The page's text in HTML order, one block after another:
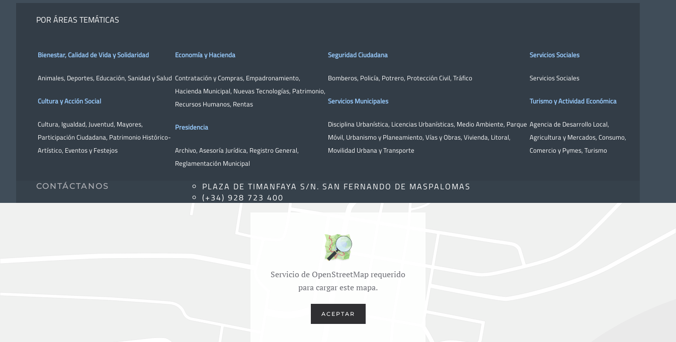
POR ÁREAS TEMÁTICAS
Bienestar, Calidad de Vida y Solidaridad
Animales, Deportes, Educación, Sanidad y Salud
Cultura y Acción Social
Cultura, Igualdad, Juventud, Mayores,
Participación Ciudadana, Patrimonio Histórico-
Artístico, Eventos y Festejos
Economía y Hacienda
Contratación y Compras, Empadronamiento,
Hacienda Municipal, Nuevas Tecnologías, Patrimonio,
Recursos Humanos, Rentas
Presidencia
Archivo, Asesoría Jurídica, Registro General,
Reglamentación Municipal
Seguridad Ciudadana
Bomberos, Policía, Potrero, Protección Civil, Tráfico
Servicios Municipales
Disciplina Urbanística, Licencias Urbanísticas, Medio Ambiente, Parque
Móvil, Urbanismo y Planeamiento, Vías y Obras, Vivienda, Litoral,
Movilidad Urbana y Transporte
Servicios Sociales
Servicios Sociales
Turismo y Actividad Económica
Agencia de Desarrollo Local,
Agricultura y Mercados, Consumo,
Comercio y Pymes, Turismo
CONTÁCTANOS
PLAZA DE TIMANFAYA S/N. SAN FERNANDO DE MASPALOMAS
(+34) 928 723 400
Servicio de OpenStreetMap requerido
para cargar este mapa.
ACEPTAR